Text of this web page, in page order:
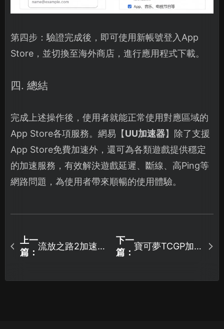
第四步：驗證完成後，即可使用新帳號登入App
Store，並切換至海外商店，進行應用程式下載。
四. 總結
完成上述操作後，使用者就能正常使用對應區域的
App Store各項服務。網易【UU加速器】除了支援
App Store免費加速外，還可為各類遊戲提供穩定
的加速服務，有效解決遊戲延遲、斷線、高Ping等
網路問題，為使用者帶來順暢的使用體驗。
上一
篇：
流放之路2加速器
下一
篇：
寶可夢TCGP加速